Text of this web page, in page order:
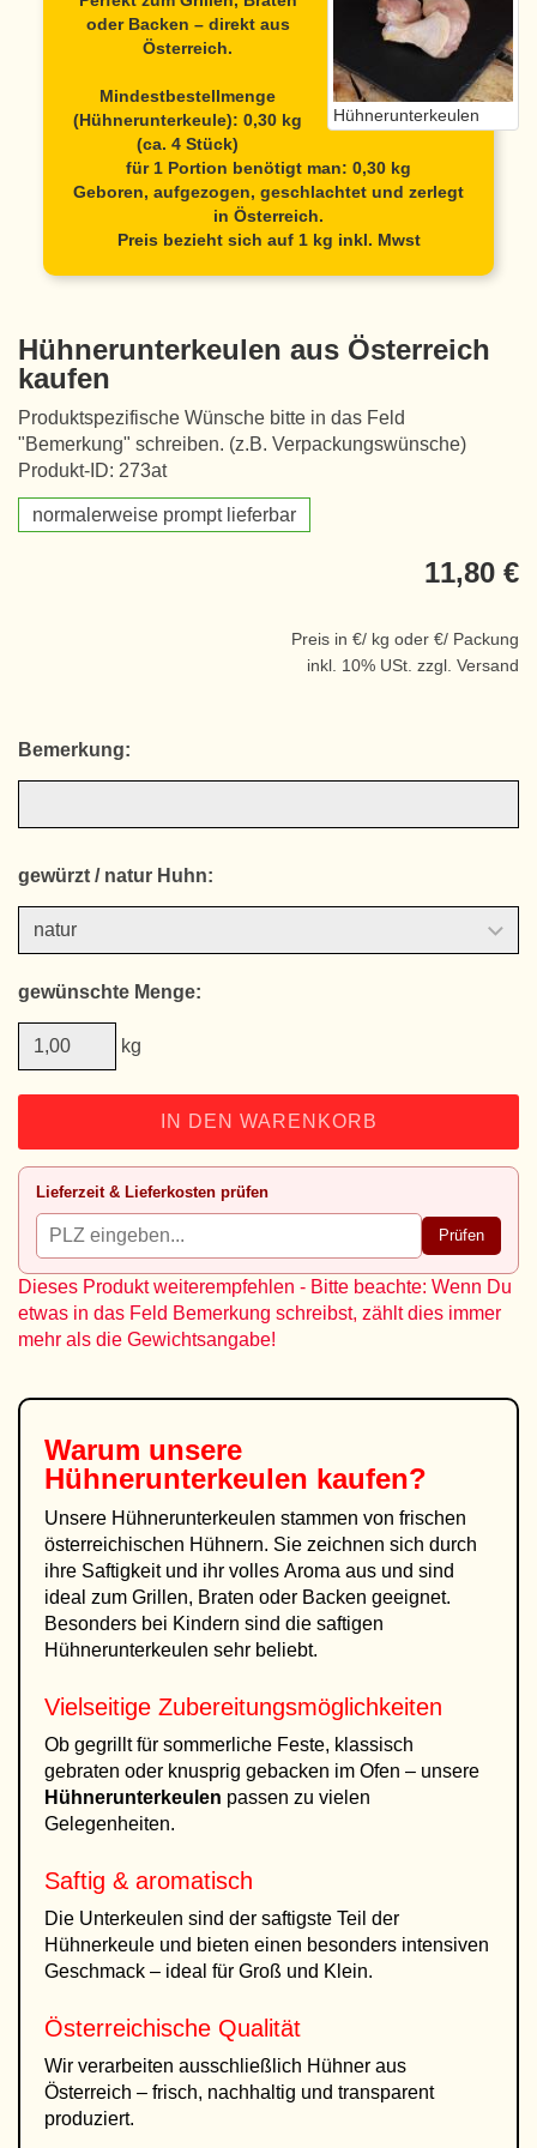
Hühnerunterkeulen
oder Backen – direkt aus
Österreich.
Mindestbestellmenge
(Hühnerunterkeule): 0,30 kg
(ca. 4 Stück)
für 1 Portion benötigt man: 0,30 kg
Geboren, aufgezogen, geschlachtet und zerlegt
in Österreich.
Preis bezieht sich auf 1 kg inkl. Mwst
Hühnerunterkeulen aus Österreich
kaufen
Produktspezifische Wünsche bitte in das Feld
"Bemerkung" schreiben. (z.B. Verpackungswünsche)
Produkt-ID: 273at
normalerweise prompt lieferbar
11,80 €
Preis in €/ kg oder €/ Packung
inkl. 10% USt. zzgl. Versand
Bemerkung:
gewürzt / natur Huhn:
gewünschte Menge:
kg
IN DEN WARENKORB
Lieferzeit & Lieferkosten prüfen
Prüfen
Dieses Produkt weiterempfehlen - Bitte beachte: Wenn Du
etwas in das Feld Bemerkung schreibst, zählt dies immer
mehr als die Gewichtsangabe!
Warum unsere
Hühnerunterkeulen kaufen?
Unsere Hühnerunterkeulen stammen von frischen
österreichischen Hühnern. Sie zeichnen sich durch
ihre Saftigkeit und ihr volles Aroma aus und sind
ideal zum Grillen, Braten oder Backen geeignet.
Besonders bei Kindern sind die saftigen
Hühnerunterkeulen sehr beliebt.
Vielseitige Zubereitungsmöglichkeiten
Ob gegrillt für sommerliche Feste, klassisch
gebraten oder knusprig gebacken im Ofen – unsere
Hühnerunterkeulen passen zu vielen
Gelegenheiten.
Saftig & aromatisch
Die Unterkeulen sind der saftigste Teil der
Hühnerkeule und bieten einen besonders intensiven
Geschmack – ideal für Groß und Klein.
Österreichische Qualität
Wir verarbeiten ausschließlich Hühner aus
Österreich – frisch, nachhaltig und transparent
produziert.